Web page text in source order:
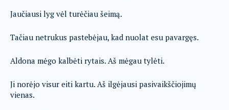
Jaučiausi lyg vėl turėčiau šeimą.
Tačiau netrukus pastebėjau, kad nuolat esu pavargęs.
Aldona mėgo kalbėti rytais. Aš mėgau tylėti.
Ji norėjo visur eiti kartu. Aš ilgėjausi pasivaikščiojimų
vienas.